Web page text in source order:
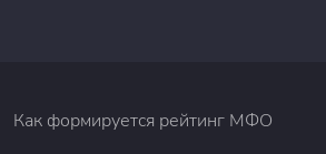
Как формируется рейтинг МФО